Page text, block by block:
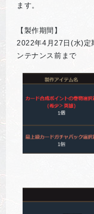
ます。
【製作期間】
2022年4月27日(水)定
ンテナンス前まで